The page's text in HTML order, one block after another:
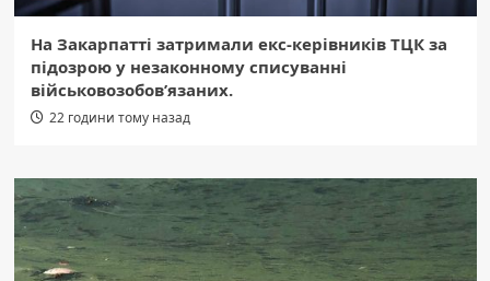
На Закарпатті затримали екс-керівників ТЦК за
підозрою у незаконному списуванні
військовозобов’язаних.
22 години тому назад